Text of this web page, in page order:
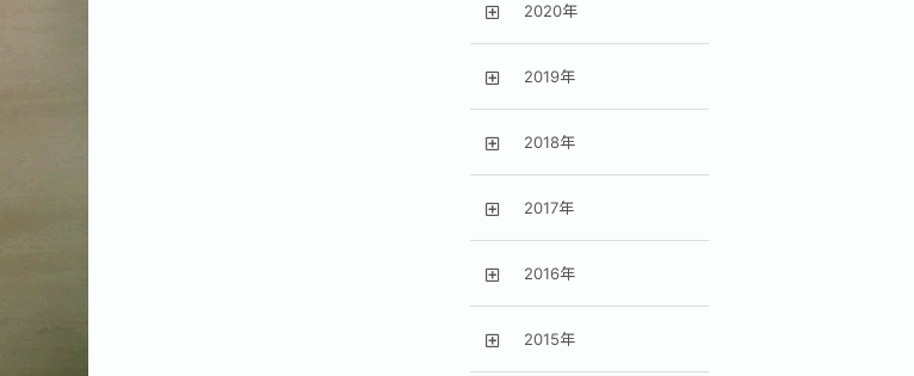
2020年
2019年
2018年
2017年
2016年
2015年